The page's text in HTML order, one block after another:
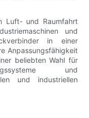
Luft- und Raumfahrt
und
in einer
Anpassungsfähigkeit
beliebten Wahl für
und
und industriellen